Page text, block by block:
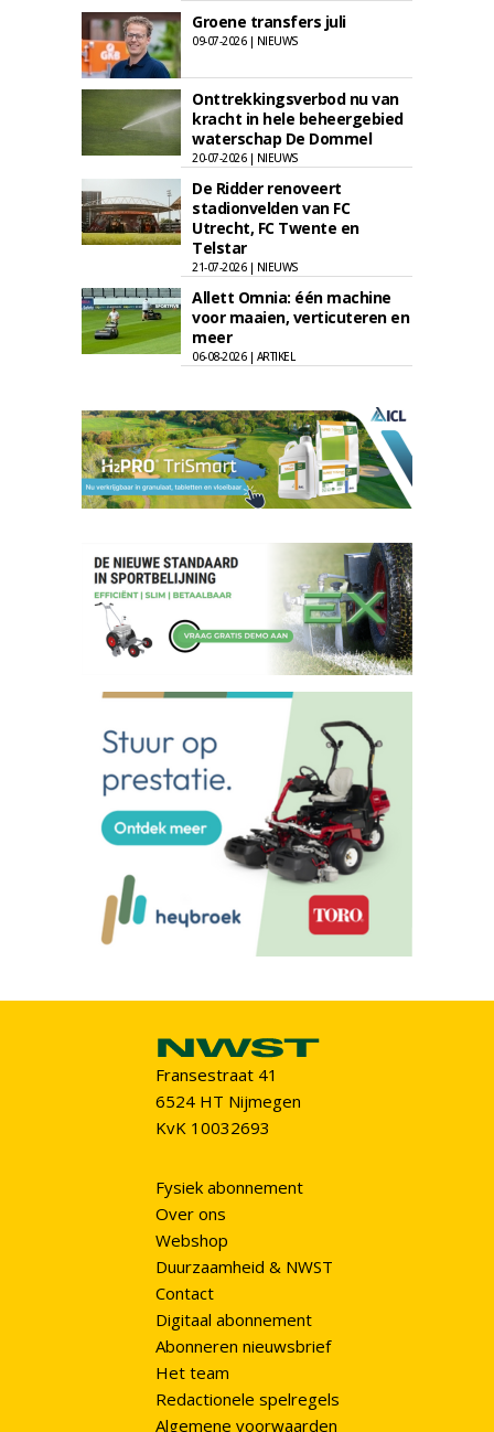
Groene transfers juli
09-07-2026 | NIEUWS
Onttrekkingsverbod nu van
kracht in hele beheergebied
waterschap De Dommel
20-07-2026 | NIEUWS
De Ridder renoveert
stadionvelden van FC
Utrecht, FC Twente en
Telstar
21-07-2026 | NIEUWS
Allett Omnia: één machine
voor maaien, verticuteren en
meer
06-08-2026 | ARTIKEL
Fransestraat 41
6524 HT Nijmegen
KvK 10032693
Fysiek abonnement
Over ons
Webshop
Duurzaamheid & NWST
Contact
Digitaal abonnement
Abonneren nieuwsbrief
Het team
Redactionele spelregels
Algemene voorwaarden